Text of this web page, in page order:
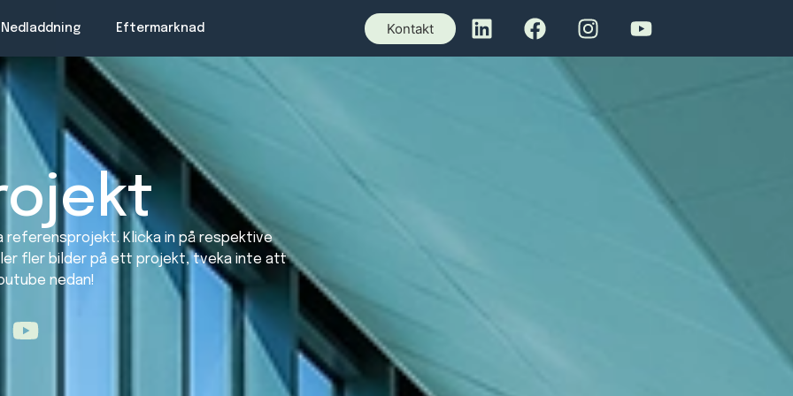
Nedladdning Eftermarknad Kontakt
Klicka in på respektive
fler bilder på ett projekt, tveka inte att
nedan!